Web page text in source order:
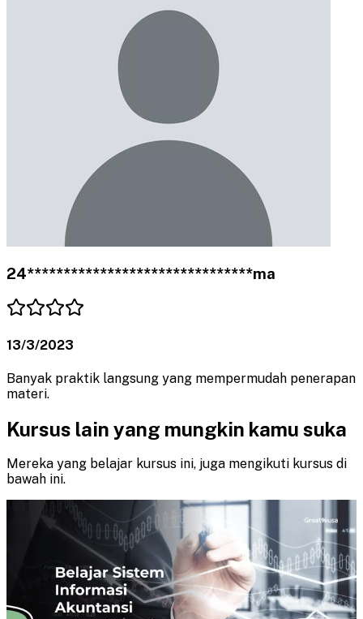
24*******************************ma
13/3/2023
Banyak praktik langsung yang mempermudah penerapan
materi.
Kursus lain yang mungkin kamu suka
Mereka yang belajar kursus ini, juga mengikuti kursus di
bawah ini.